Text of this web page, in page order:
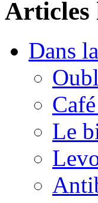
Articles
Dans
Le